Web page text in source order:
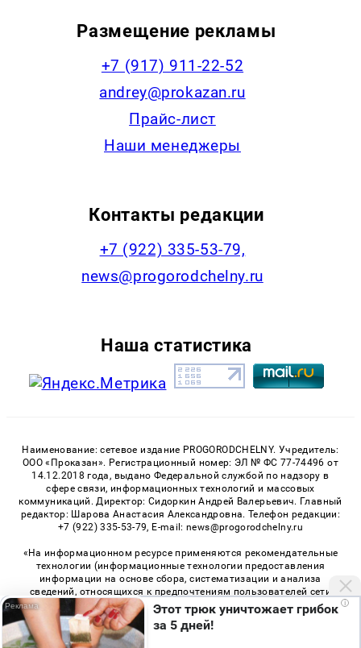
Размещение рекламы
+7 (917) 911-22-52
andrey@prokazan.ru
Прайс-лист
Наши менеджеры
Контакты редакции
+7 (922) 335-53-79,
news@progorodchelny.ru
Наша статистика
Наименование: сетевое издание PROGORODCHELNY. Учредитель:
ООО «Проказан». Регистрационный номер: ЭЛ № ФС 77-74496 от
14.12.2018 года, выдано Федеральной службой по надзору в
сфере связи, информационных технологий и массовых
коммуникаций. Директор: Сидоркин Андрей Валерьевич. Главный
редактор: Шарова Анастасия Александровна. Телефон редакции:
+7 (922) 335-53-79, E-mail: news@progorodchelny.ru
«На информационном ресурсе применяются рекомендательные
технологии (информационные технологии предоставления
информации на основе сбора, систематизации и анализа
сведений, относящихся к предпочтениям пользователей сети
«Интернет», находящихся на территории Российской
Федерации)». Правила применения рекомендательных
технологий в виджетах рекламно-обменной сети
«Sparrow» (PDF)
i
Этот трюк уничтожает грибок
за 5 дней!